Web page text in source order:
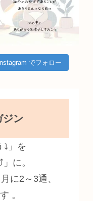
Instagram でフォロー
ジン
⤵」を
に。
に2～3通、
。